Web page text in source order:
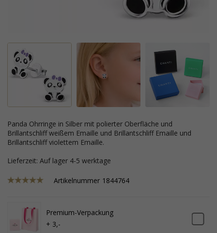
Panda Ohrringe in Silber mit polierter Oberfläche und
Brillantschliff weißem Emaille und Brillantschliff Emaille und
Brillantschliff violettem Emaille.
Lieferzeit: Auf lager 4-5 werktage
Artikelnummer 1844764
Premium-Verpackung
+ 3,-